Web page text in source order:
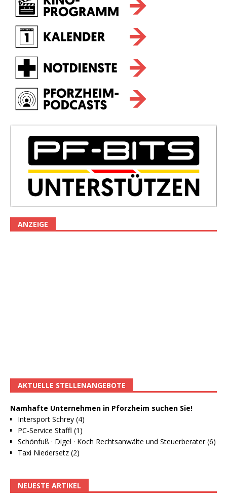
ANZEIGE
AKTUELLE STELLENANGEBOTE
Namhafte Unternehmen in Pforzheim suchen Sie!
Intersport Schrey (4)
PC-Service Staffl (1)
Schönfuß · Digel · Koch Rechtsanwälte und Steuerberater (6)
Taxi Niedersetz (2)
NEUESTE ARTIKEL